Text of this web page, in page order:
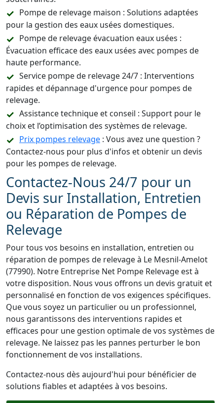
Pompe de relevage maison : Solutions adaptées
pour la gestion des eaux usées domestiques.
Pompe de relevage évacuation eaux usées :
Évacuation efficace des eaux usées avec pompes de
haute performance.
Service pompe de relevage 24/7 : Interventions
rapides et dépannage d'urgence pour pompes de
relevage.
Assistance technique et conseil : Support pour le
choix et l’optimisation des systèmes de relevage.
Prix pompes relevage : Vous avez une question ?
Contactez-nous pour plus d'infos et obtenir un devis
pour les pompes de relevage.
Contactez-Nous 24/7 pour un
Devis sur Installation, Entretien
ou Réparation de Pompes de
Relevage
Pour tous vos besoins en installation, entretien ou
réparation de pompes de relevage à Le Mesnil-Amelot
(77990). Notre Entreprise Net Pompe Relevage est à
votre disposition. Nous vous offrons un devis gratuit et
personnalisé en fonction de vos exigences spécifiques.
Que vous soyez un particulier ou un professionnel,
nous garantissons des interventions rapides et
efficaces pour une gestion optimale de vos systèmes de
relevage. Ne laissez pas les pannes perturber le bon
fonctionnement de vos installations.
Contactez-nous dès aujourd'hui pour bénéficier de
solutions fiables et adaptées à vos besoins.